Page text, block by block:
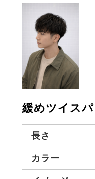
緩めツイスパ
長さ
カラー